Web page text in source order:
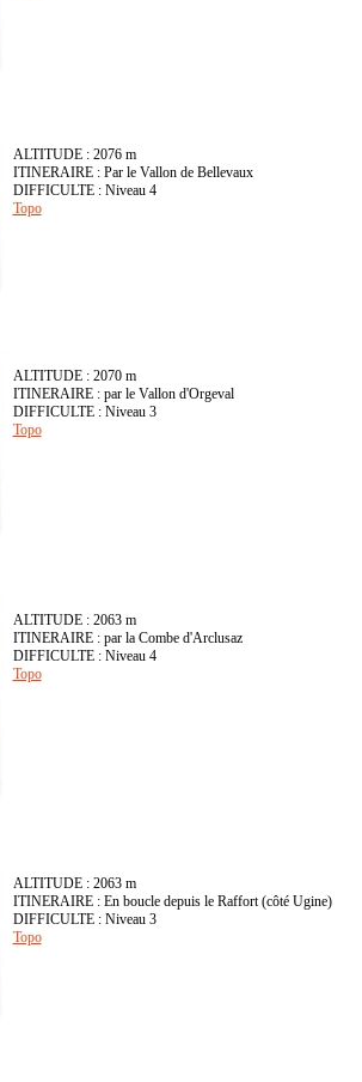
ALTITUDE : 2076 m
ITINERAIRE : Par le Vallon de Bellevaux
DIFFICULTE : Niveau 4
Topo
ALTITUDE : 2070 m
ITINERAIRE : par le Vallon d'Orgeval
DIFFICULTE : Niveau 3
Topo
ALTITUDE : 2063 m
ITINERAIRE : par la Combe d'Arclusaz
DIFFICULTE : Niveau 4
Topo
ALTITUDE : 2063 m
ITINERAIRE : En boucle depuis le Raffort (côté Ugine)
DIFFICULTE : Niveau 3
Topo